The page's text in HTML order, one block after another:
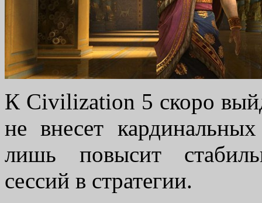
К Civilization 5 скоро
не внесет
лишь повысит
сессий в стратегии.